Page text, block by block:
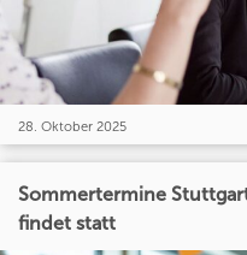
28. Oktober 2025
Sommertermine
findet statt